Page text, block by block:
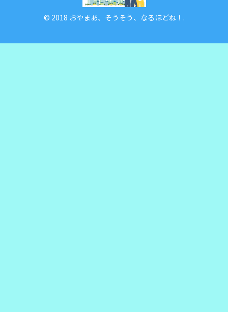
© 2018 おやまあ、そうそう、なるほどね！.